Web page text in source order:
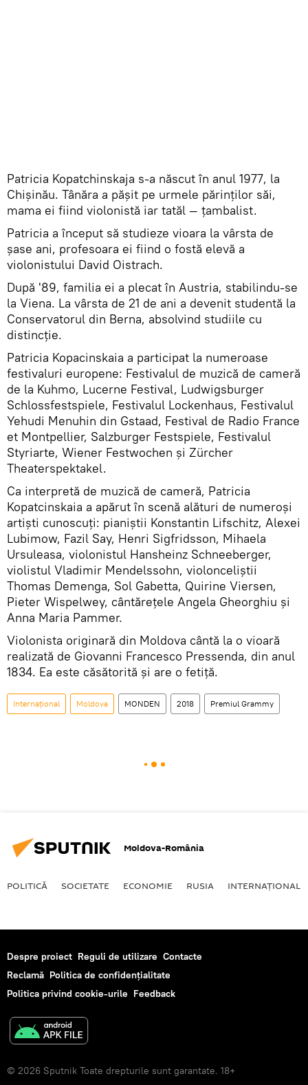
Patricia Kopatchinskaja s-a născut în anul 1977, la
Chișinău. Tânăra a pășit pe urmele părinților săi,
mama ei fiind violonistă iar tatăl — țambalist.
Patricia a început să studieze vioara la vârsta de
șase ani, profesoara ei fiind o fostă elevă a
violonistului David Oistrach.
După '89, familia ei a plecat în Austria, stabilindu-se
la Viena. La vârsta de 21 de ani a devenit studentă la
Conservatorul din Berna, absolvind studiile cu
distincție.
Patricia Kopacinskaia a participat la numeroase
festivaluri europene: Festivalul de muzică de cameră
de la Kuhmo, Lucerne Festival, Ludwigsburger
Schlossfestspiele, Festivalul Lockenhaus, Festivalul
Yehudi Menuhin din Gstaad, Festival de Radio France
et Montpellier, Salzburger Festspiele, Festivalul
Styriarte, Wiener Festwochen și Zürcher
Theaterspektakel.
Ca interpretă de muzică de cameră, Patricia
Kopatcinskaia a apărut în scenă alături de numeroși
artiști cunoscuți: pianiștii Konstantin Lifschitz, Alexei
Lubimow, Fazil Say, Henri Sigfridsson, Mihaela
Ursuleasa, violonistul Hansheinz Schneeberger,
violistul Vladimir Mendelssohn, violonceliștii
Thomas Demenga, Sol Gabetta, Quirine Viersen,
Pieter Wispelwey, cântărețele Angela Gheorghiu și
Anna Maria Pammer.
Violonista originară din Moldova cântă la o vioară
realizată de Giovanni Francesco Pressenda, din anul
1834. Ea este căsătorită și are o fetiță.
Internaţional Moldova MONDEN 2018 Premiul Grammy
Moldova-România
POLITICĂ SOCIETATE ECONOMIE RUSIA INTERNAŢIONAL
Despre proiect Reguli de utilizare Contacte
Reclamă Politica de confidențialitate
Politica privind cookie-urile Feedback
© 2026 Sputnik Toate drepturile sunt garantate. 18+